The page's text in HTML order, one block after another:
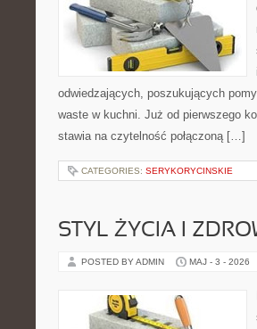
odwiedzających, poszukujących
waste w kuchni. Już od pierwszego
stawia na czytelność połączoną […]
CATEGORIES: SERYKORYCINSKIE
STYL ŻYCIA I
POSTED BY ADMIN MAJ - 3 - 2026